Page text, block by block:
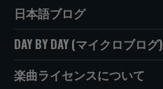
日本語ブログ
DAY BY DAY (マイクロブログ)
楽曲ライセンスについて